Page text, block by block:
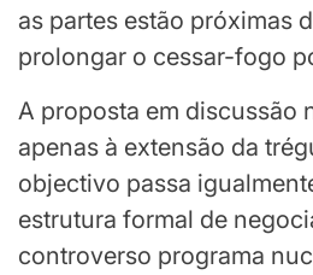
as partes estão próximas
prolongar o cessar-fogo
A proposta em discussão
apenas à extensão da
objectivo passa
estrutura formal de
controverso programa